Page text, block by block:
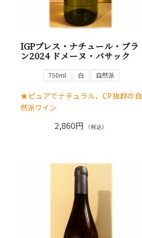
IGPプレス・ナチュール・ブラ
ン2024 ドメーヌ・バサック
750ml 白 自然派
★ピュアでナチュラル、CP抜群の自
然派ワイン
2,860円 （税込）